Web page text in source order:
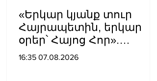
«Երկար կյանք տուր
Հայրապետին, երկար
օրեր՝ Հայոց Հոր».
քաղաքացիները
16:35 07.08.2026